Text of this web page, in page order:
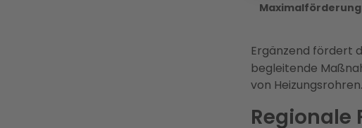
Maximalförderung
Ergänzend fördert
begleitende
von Heizungsrohren.
Regionale